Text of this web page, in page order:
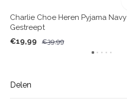
Charlie Choe Heren Pyjama Navy
Gestreept
€19,99
€39,99
Delen